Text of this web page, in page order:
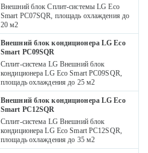
Внешний блок Сплит-системы LG Eco
Smart PC07SQR, площадь охлаждения до
20 м2
Внешний блок кондиционера LG Eco
Smart PC09SQR
Сплит-система LG Внешний блок
кондиционера LG Eco Smart PC09SQR,
площадь охлаждения до 25 м2
Внешний блок кондиционера LG Eco
Smart PC12SQR
Сплит-система LG Внешний блок
кондиционера LG Eco Smart PC12SQR,
площадь охлаждения до 35 м2